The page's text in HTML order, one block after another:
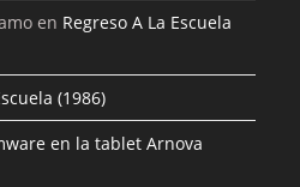
en Regreso A La Escuela
(1986)
en la tablet Arnova